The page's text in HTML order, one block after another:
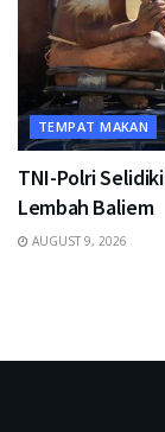
TEMPAT MAKAN
TNI-Polri
Lembah Baliem
AUGUST 9, 2026